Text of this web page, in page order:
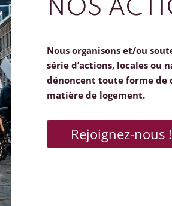
NOS
Nous organisons et/ou
série d’actions, locales ou
dénoncent toute forme de
matière de logement.
Rejoignez-nous !